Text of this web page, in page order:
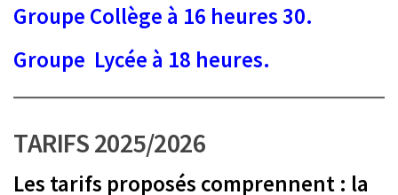
Groupe Collège à 16 heures 30.
Groupe Lycée à 18 heures.
TARIFS 2025/2026
Les tarifs proposés comprennent : la